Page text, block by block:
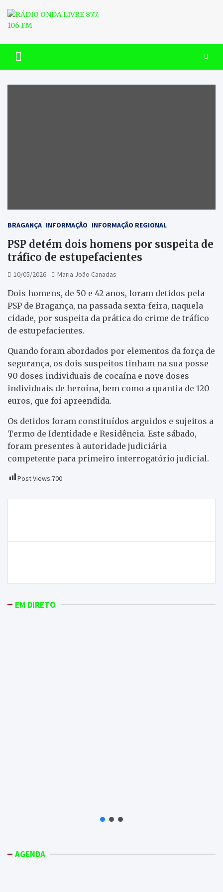
content
RÁDIO ONDA LIVRE 87.7, 106
FM
BRAGANÇA INFORMAÇÃO INFORMAÇÃO REGIONAL
PSP detém dois homens por suspeita de
tráfico de estupefacientes
10/05/2026 Maria João Canadas
Dois homens, de 50 e 42 anos, foram detidos pela
PSP de Bragança, na passada sexta-feira, naquela
cidade, por suspeita da prática do crime de tráfico
de estupefacientes.
Quando foram abordados por elementos da força de
segurança, os dois suspeitos tinham na sua posse
90 doses individuais de cocaína e nove doses
individuais de heroína, bem como a quantia de 120
euros, que foi apreendida.
Os detidos foram constituídos arguidos e sujeitos a
Termo de Identidade e Residência. Este sábado,
foram presentes à autoridade judiciária
competente para primeiro interrogatório judicial.
Post Views:700
artigos
EM DIRETO
AGENDA